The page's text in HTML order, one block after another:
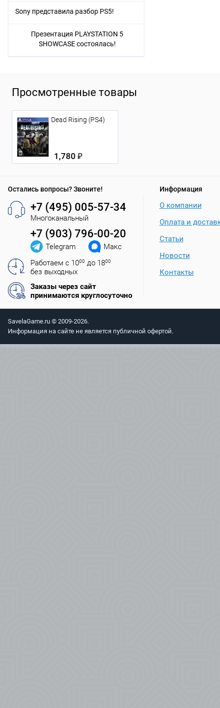
Sony представила разбор PS5!
Презентация PLAYSTATION 5
SHOWCASE состоялась!
Просмотренные товары
Dead Rising (PS4)
1,780 ₽
Остались вопросы? Звоните!
+7 (495) 005-57-34
Многоканальный
+7 (903) 796-00-20
Telegram
Макс
Работаем с 1000 до 1800
без выходных
Заказы через сайт
принимаются круглосуточно
Информация
О компании
Оплата и
Статьи
Новости
Контакты
SavelaGame.ru © 2009-2026.
Информация на сайте не является публичной офертой.